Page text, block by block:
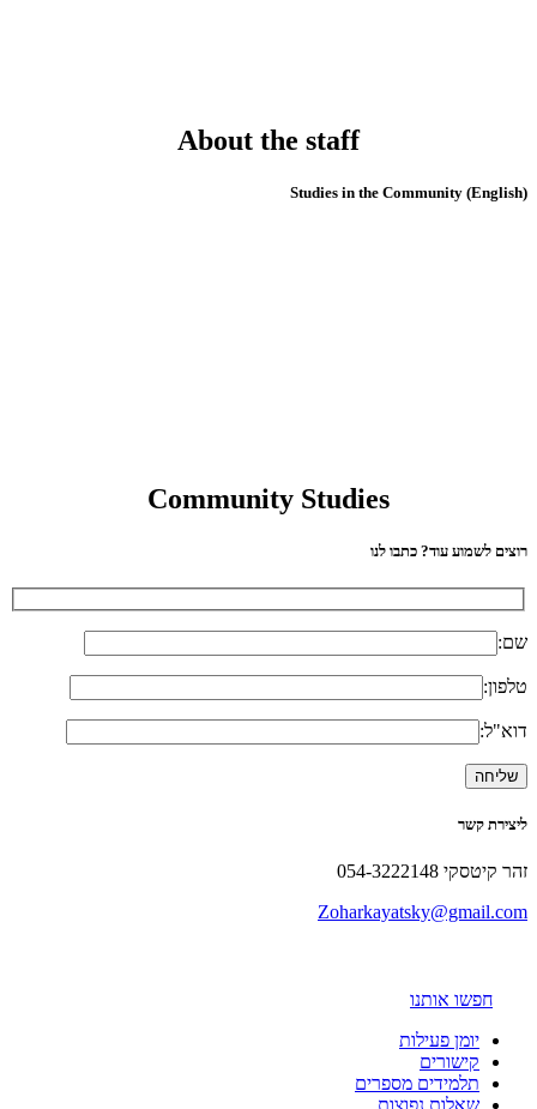
About the staff
(English) Studies in the Community
Community Studies
רוצים לשמוע עוד? כתבו לנו
שם:
טלפון:
דוא"ל:
ליצירת קשר
זהר קיטסקי 054-3222148
Zoharkayatsky@gmail.com
חפשו אותנו
יומן פעילות
קישורים
תלמידים מספרים